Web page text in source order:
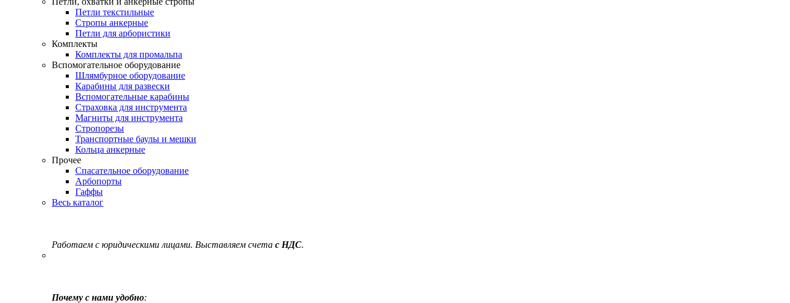
Петли текстильные
Стропы анкерные
Петли для арбористики
Комплекты
Комплекты для промальпа
Вспомогательное оборудование
Шлямбурное оборудование
Карабины для развески
Вспомогательные карабины
Страховка для инструмента
Магниты для инструмента
Стропорезы
Транспортные баулы и мешки
Кольца анкерные
Прочее
Спасательное оборудование
Арбопорты
Гаффы
Весь каталог
Работаем с юридическими лицами. Выставляем счета с НДС.
Почему с нами удобно: